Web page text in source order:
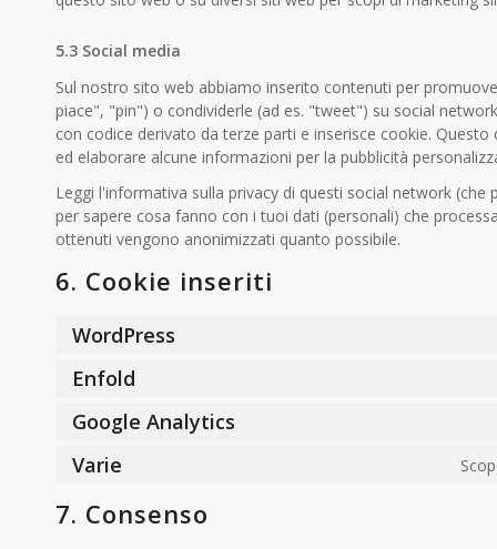
5.3 Social media
Sul nostro sito web abbiamo inserito contenuti per
piace", "pin") o condividerle (ad es. "tweet") su social
con codice derivato da terze parti e inserisce cookie.
ed elaborare alcune informazioni per la pubblicità
Leggi l'informativa sulla privacy di questi social network
per sapere cosa fanno con i tuoi dati (personali) che
ottenuti vengono anonimizzati quanto possibile.
6. Cookie inseriti
WordPress
Enfold
Google Analytics
Varie
7. Consenso